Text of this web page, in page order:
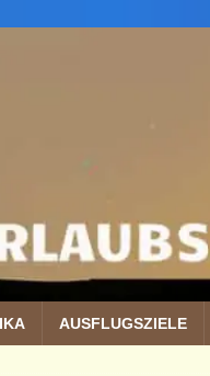
AUSFLUGSZIELE